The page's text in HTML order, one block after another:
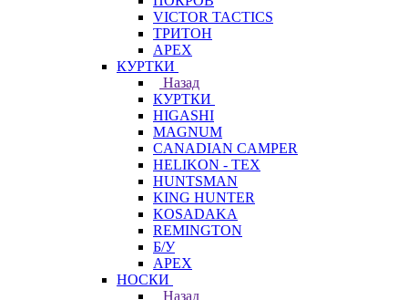
VICTOR TACTICS
ТРИТОН
APEX
КУРТКИ
Назад
КУРТКИ
HIGASHI
MAGNUM
CANADIAN CAMPER
HELIKON - TEX
HUNTSMAN
KING HUNTER
KOSADAKA
REMINGTON
Б/У
APEX
НОСКИ
Назад